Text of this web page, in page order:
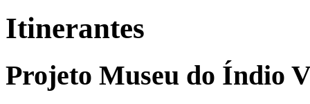
Itinerantes
Projeto Museu do Índio